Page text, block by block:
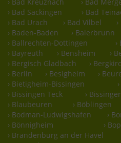
› Bad Säckingen
› Bad
› Bad Urach
› Bad Vilbel
› Baden-Baden
› Baierbrunn
› Ballrechten-Dottingen
› Bayreuth
› Bensheim ›
› Bergisch Gladbach
›
› Berlin
› Besigheim ›
› Bietigheim-Bissingen
› Bissingen Teck
›
› Blaubeuren
› Böblingen
› Bodman-Ludwigshafen
›
› Bönnigheim
›
› Brandenburg an der Havel